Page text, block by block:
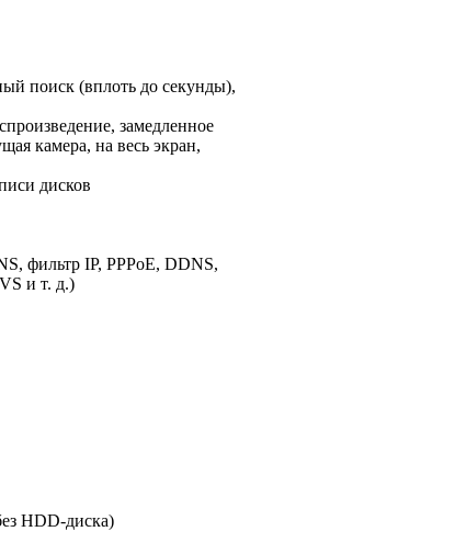
поиск (вплоть до секунды),
замедленное
камера, на весь экран,
дисков
фильтр IP, PPPoE, DDNS,
и т. д.)
HDD-диска)